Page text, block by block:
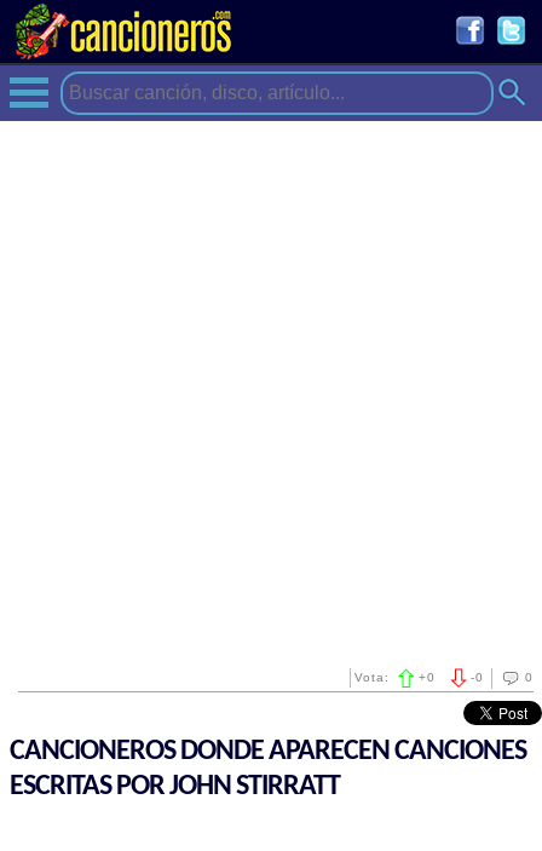
0
-0
Vota: +0
CANCIONEROS DONDE APARECEN CANCIONES
ESCRITAS POR JOHN STIRRATT